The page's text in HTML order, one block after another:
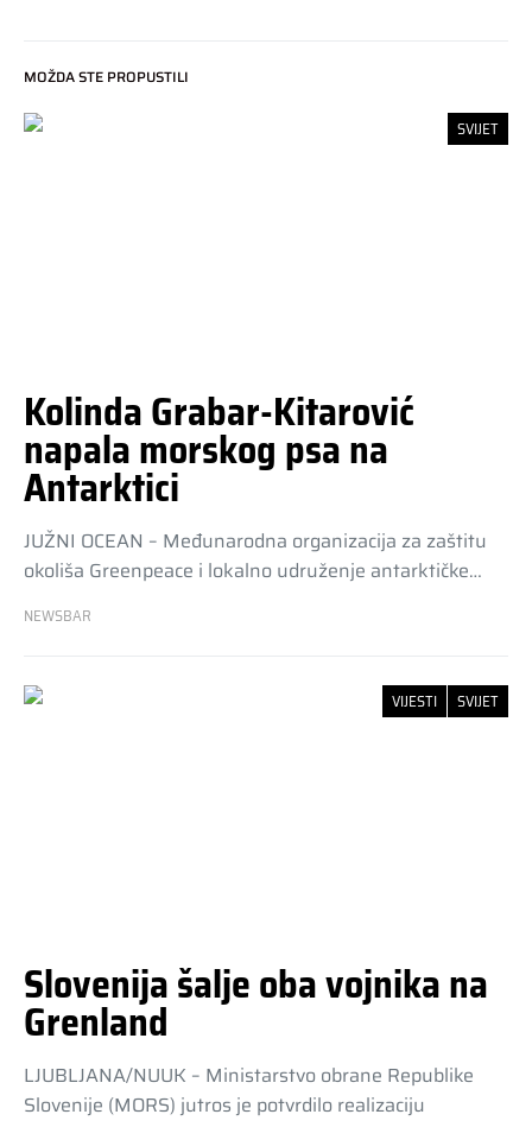
MOŽDA STE PROPUSTILI
SVIJET
Kolinda Grabar-Kitarović
napala morskog psa na
Antarktici
JUŽNI OCEAN – Međunarodna organizacija za zaštitu
okoliša Greenpeace i lokalno udruženje antarktičke…
NEWSBAR
VIJESTI SVIJET
Slovenija šalje oba vojnika na
Grenland
LJUBLJANA/NUUK – Ministarstvo obrane Republike
Slovenije (MORS) jutros je potvrdilo realizaciju